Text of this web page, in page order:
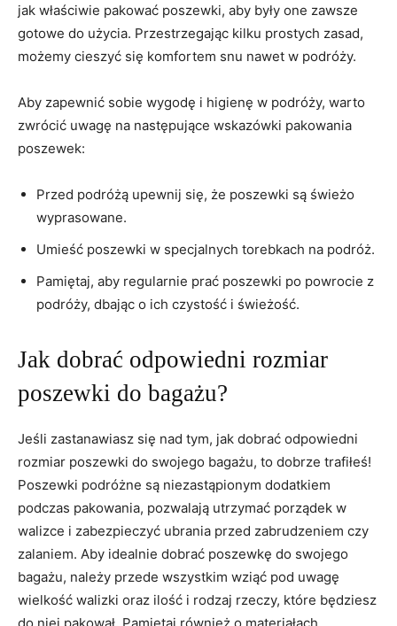
jak właściwie pakować poszewki, aby były one ⁤zawsze
gotowe do użycia. Przestrzegając kilku prostych zasad,
możemy cieszyć się komfortem snu nawet w podróży.
Aby zapewnić sobie wygodę i ⁣higienę w podróży, warto
zwrócić uwagę na następujące‌ wskazówki pakowania
poszewek:
Przed ‍podróżą‍ upewnij ⁤się, że poszewki są świeżo
wyprasowane.
Umieść poszewki w specjalnych torebkach⁤ na ⁣podróż.
Pamiętaj, aby regularnie prać poszewki ⁢po powrocie z
podróży, dbając o ich czystość i świeżość.
Jak dobrać odpowiedni rozmiar
poszewki ⁤do bagażu?
Jeśli zastanawiasz się ​nad tym, jak dobrać odpowiedni
rozmiar poszewki⁣ do swojego bagażu, to dobrze trafiłeś!
Poszewki podróżne są niezastąpionym dodatkiem
podczas pakowania, pozwalają utrzymać porządek w
walizce i zabezpieczyć ubrania przed zabrudzeniem czy
zalaniem. Aby idealnie dobrać poszewkę ‍do swojego
bagażu, należy przede wszystkim wziąć pod ‍uwagę
wielkość walizki oraz ilość i rodzaj rzeczy, które będziesz